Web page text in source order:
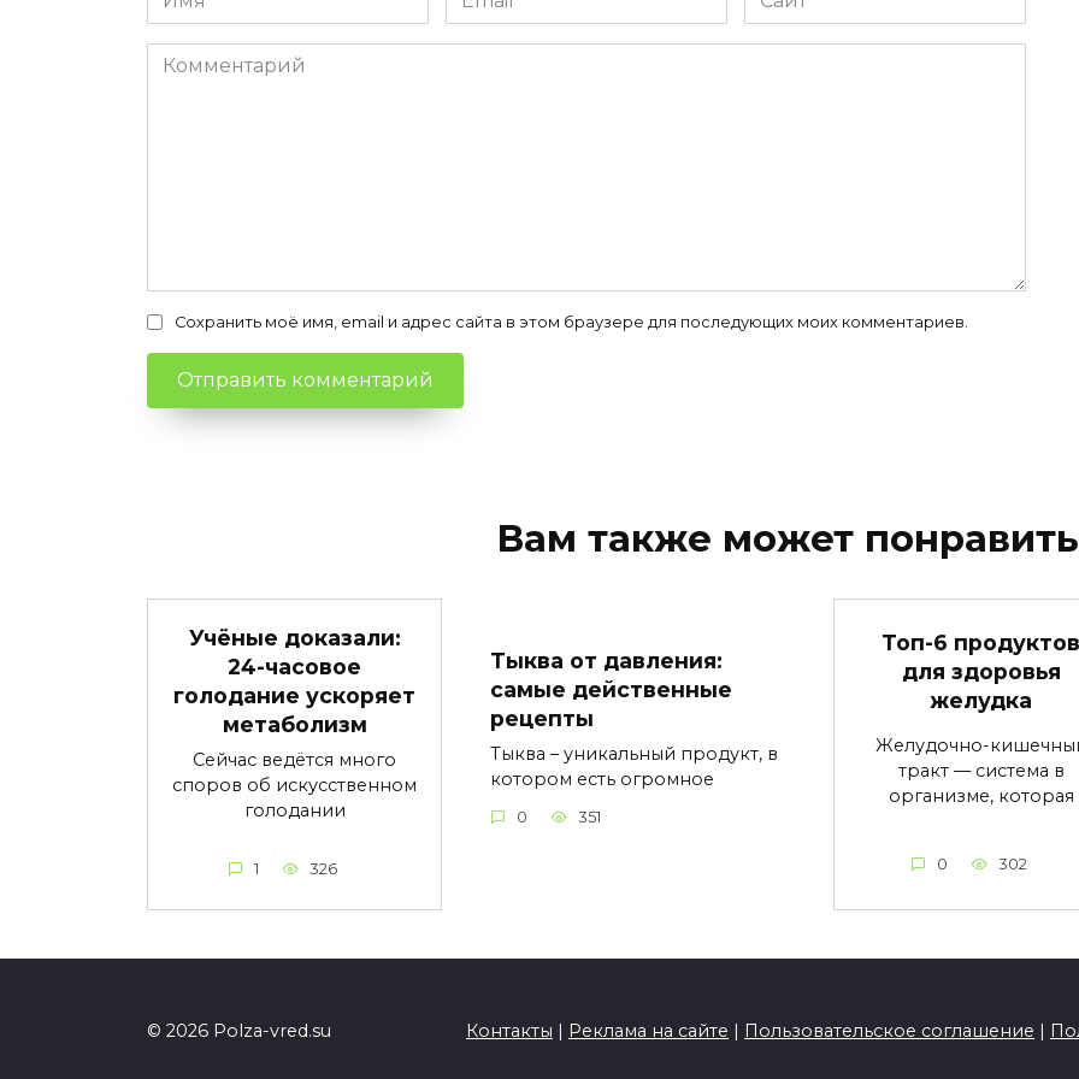
*
*
Комментарий
Сохранить моё имя, email и адрес сайта в этом браузере для последующих моих комментариев.
Вам также может
Учёные доказали:
24-часовое
голодание ускоряет
метаболизм
Сейчас ведётся много
споров об искусственном
голодании
1 326
Тыква от давления:
самые действенные
рецепты
Тыква – уникальный продукт, в
котором есть огромное
0 351
Топ-6 продуктов
для здоровья
желудка
Желудочно-
тракт — система в
организме, которая
0 302
© 2026 Polza-vred.su Контакты | Реклама на сайте | Пользовательское соглашение |